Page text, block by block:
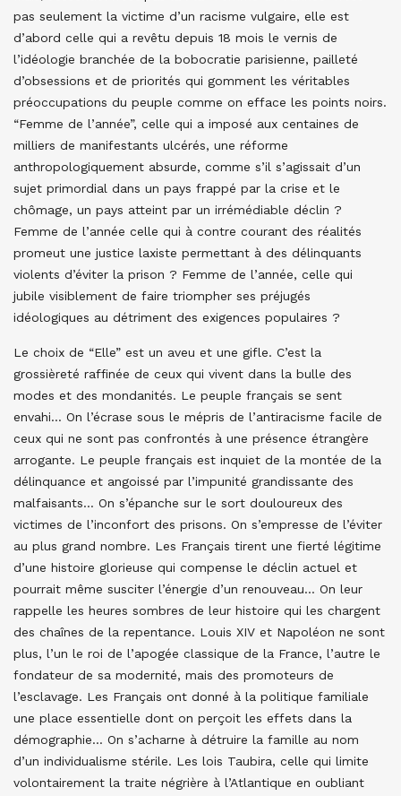
pas seulement la victime d’un racisme vulgaire, elle est
d’abord celle qui a revêtu depuis 18 mois le vernis de
l’idéologie branchée de la bobocratie parisienne, pailleté
d’obsessions et de priorités qui gomment les véritables
préoccupations du peuple comme on efface les points noirs.
“Femme de l’année”, celle qui a imposé aux centaines de
milliers de manifestants ulcérés, une réforme
anthropologiquement absurde, comme s’il s’agissait d’un
sujet primordial dans un pays frappé par la crise et le
chômage, un pays atteint par un irrémédiable déclin ?
Femme de l’année celle qui à contre courant des réalités
promeut une justice laxiste permettant à des délinquants
violents d’éviter la prison ? Femme de l’année, celle qui
jubile visiblement de faire triompher ses préjugés
idéologiques au détriment des exigences populaires ?
Le choix de “Elle” est un aveu et une gifle. C’est la
grossièreté raffinée de ceux qui vivent dans la bulle des
modes et des mondanités. Le peuple français se sent
envahi… On l’écrase sous le mépris de l’antiracisme facile de
ceux qui ne sont pas confrontés à une présence étrangère
arrogante. Le peuple français est inquiet de la montée de la
délinquance et angoissé par l’impunité grandissante des
malfaisants… On s’épanche sur le sort douloureux des
victimes de l’inconfort des prisons. On s’empresse de l’éviter
au plus grand nombre. Les Français tirent une fierté légitime
d’une histoire glorieuse qui compense le déclin actuel et
pourrait même susciter l’énergie d’un renouveau… On leur
rappelle les heures sombres de leur histoire qui les chargent
des chaînes de la repentance. Louis XIV et Napoléon ne sont
plus, l’un le roi de l’apogée classique de la France, l’autre le
fondateur de sa modernité, mais des promoteurs de
l’esclavage. Les Français ont donné à la politique familiale
une place essentielle dont on perçoit les effets dans la
démographie… On s’acharne à détruire la famille au nom
d’un individualisme stérile. Les lois Taubira, celle qui limite
volontairement la traite négrière à l’Atlantique en oubliant